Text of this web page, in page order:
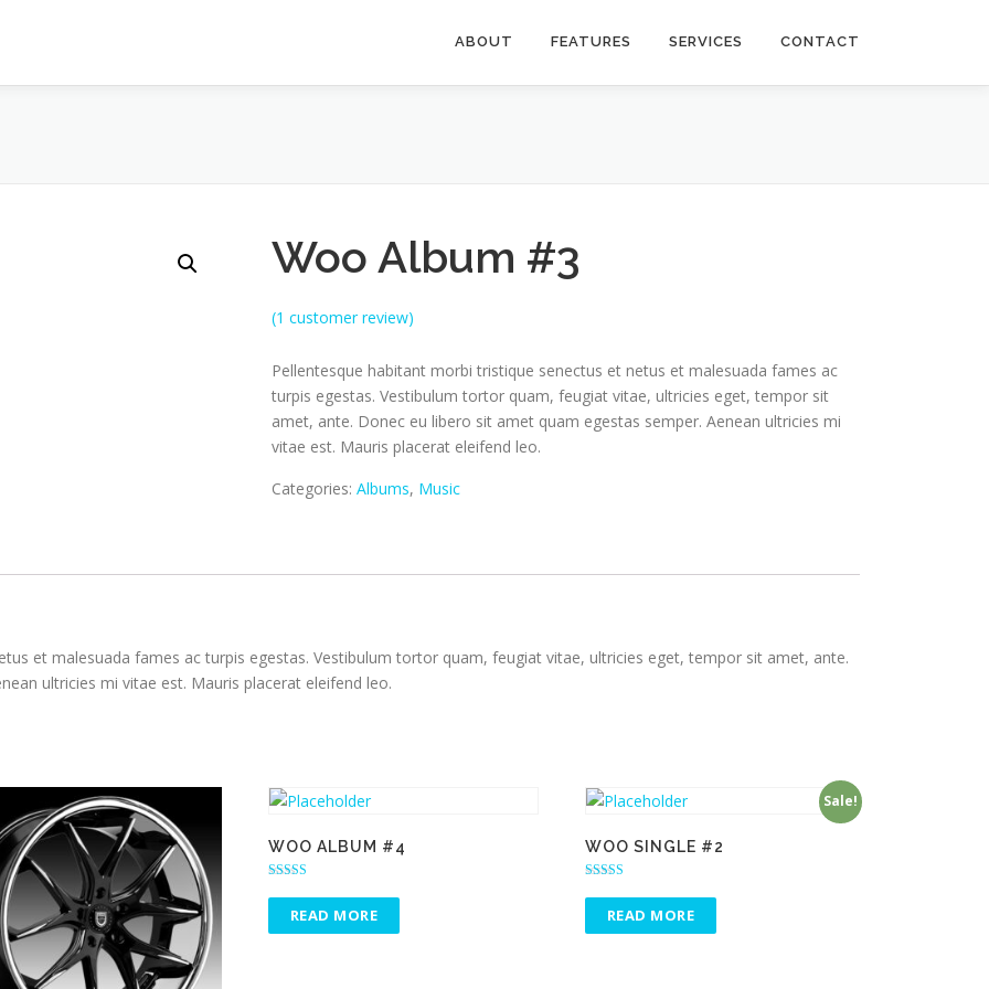
ABOUT FEATURES SERVICES CONTACT
Woo Album #3
(1 customer review)
Pellentesque habitant morbi tristique senectus et netus et malesuada fames ac
turpis egestas. Vestibulum tortor quam, feugiat vitae, ultricies eget, tempor sit
amet, ante. Donec eu libero sit amet quam egestas semper. Aenean ultricies mi
vitae est. Mauris placerat eleifend leo.
Categories:Albums, Music
et malesuada fames ac turpis egestas. Vestibulum tortor quam, feugiat vitae, ultricies eget, tempor sit amet, ante.
ultricies mi vitae est. Mauris placerat eleifend leo.
WOO ALBUM #4
5.00
out of 5READ MORE
Sale!
WOO SINGLE #2
4.00
out of 5READ MORE